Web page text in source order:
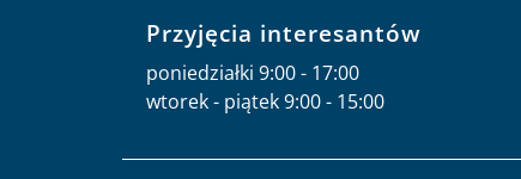
Przyjęcia interesantów
poniedziałki 9:00 - 17:00
wtorek - piątek 9:00 - 15:00